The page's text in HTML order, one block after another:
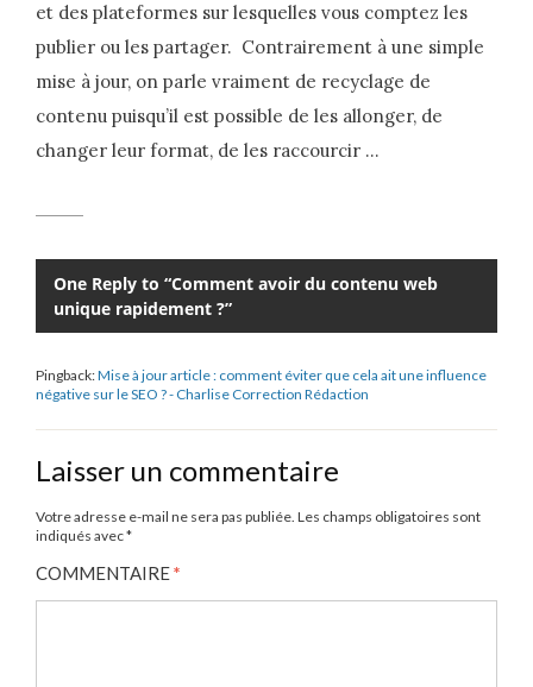
et des plateformes sur lesquelles vous comptez les
publier ou les partager. Contrairement à une simple
mise à jour, on parle vraiment de recyclage de
contenu puisqu’il est possible de les allonger, de
changer leur format, de les raccourcir …
One Reply to “Comment avoir du contenu web
unique rapidement ?”
Pingback:Mise à jour article : comment éviter que cela ait une influence
négative sur le SEO ? - Charlise Correction Rédaction
Laisser un commentaire
Votre adresse e-mail ne sera pas publiée. Les champs obligatoires sont
indiqués avec*
COMMENTAIRE*